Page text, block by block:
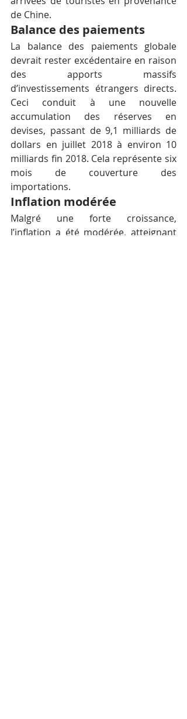
de Chine.
Balance des paiements
La balance des paiements globale
devrait rester excédentaire en raison
des apports massifs
d’investissements étrangers directs.
Ceci conduit à une nouvelle
accumulation des réserves en
devises, passant de 9,1 milliards de
dollars en juillet 2018 à environ 10
milliards fin 2018. Cela représente six
mois de couverture des
importations.
Inflation modérée
Malgré une forte croissance,
l’inflation a été modérée, atteignant